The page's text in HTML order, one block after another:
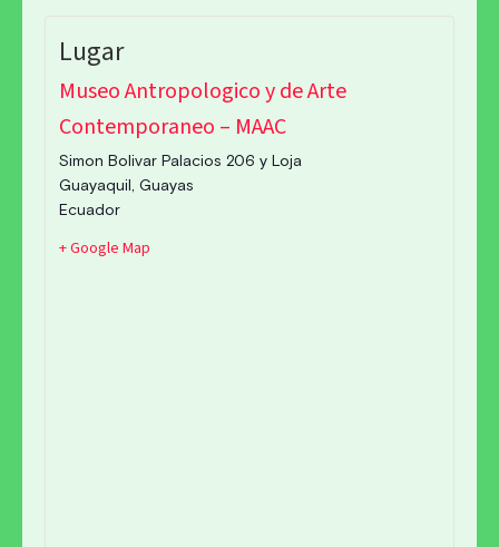
Museo Antropologico y de Arte
Contemporaneo – MAAC
Simon Bolivar Palacios 206 y Loja
Guayaquil, Guayas
Ecuador
+ Google Map